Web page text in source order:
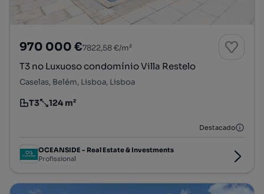
970 000 €7822,58 €/m²
T3 no Luxuoso condomínio Villa Restelo
Caselas, Belém, Lisboa, Lisboa
Tipologia
T3
Preço por metro quadrado
124 m²
Destacado
OCEANSIDE - Real Estate & Investments
Profissional